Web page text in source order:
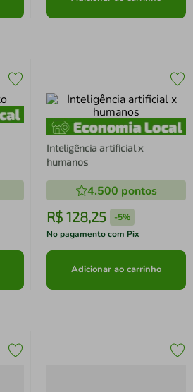
Inteligência artificial x
humanos
4.500 pontos
R$ 128,25 -5%
No pagamento com Pix
Adicionar ao carrinho